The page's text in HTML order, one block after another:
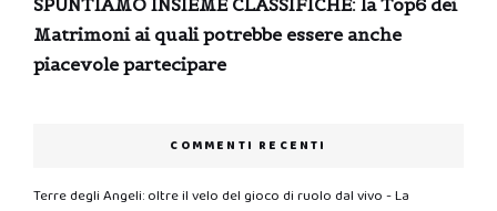
SPUNTIAMO INSIEME CLASSIFICHE: la Top6 dei
Matrimoni ai quali potrebbe essere anche
piacevole partecipare
COMMENTI RECENTI
Terre degli Angeli: oltre il velo del gioco di ruolo dal vivo - La